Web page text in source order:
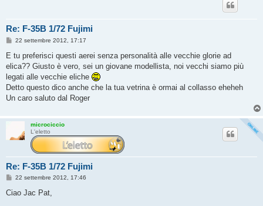
Re: F-35B 1/72 Fujimi
M
s
a
g
g
i
o
22 settembre 2012, 17:17
E tu preferisci questi aerei senza personalità alle vecchie glorie ad
elica?? Giusto è vero, sei un giovane modellista, noi vecchi siamo più
legati alle vecchie eliche
Detto questo dico anche che la tua vetrina è ormai al collasso eheheh
Un caro saluto dal Roger
microciccio
L'eletto
Re: F-35B 1/72 Fujimi
M
s
22 settembre 2012, 17:46
Ciao Jac Pat,